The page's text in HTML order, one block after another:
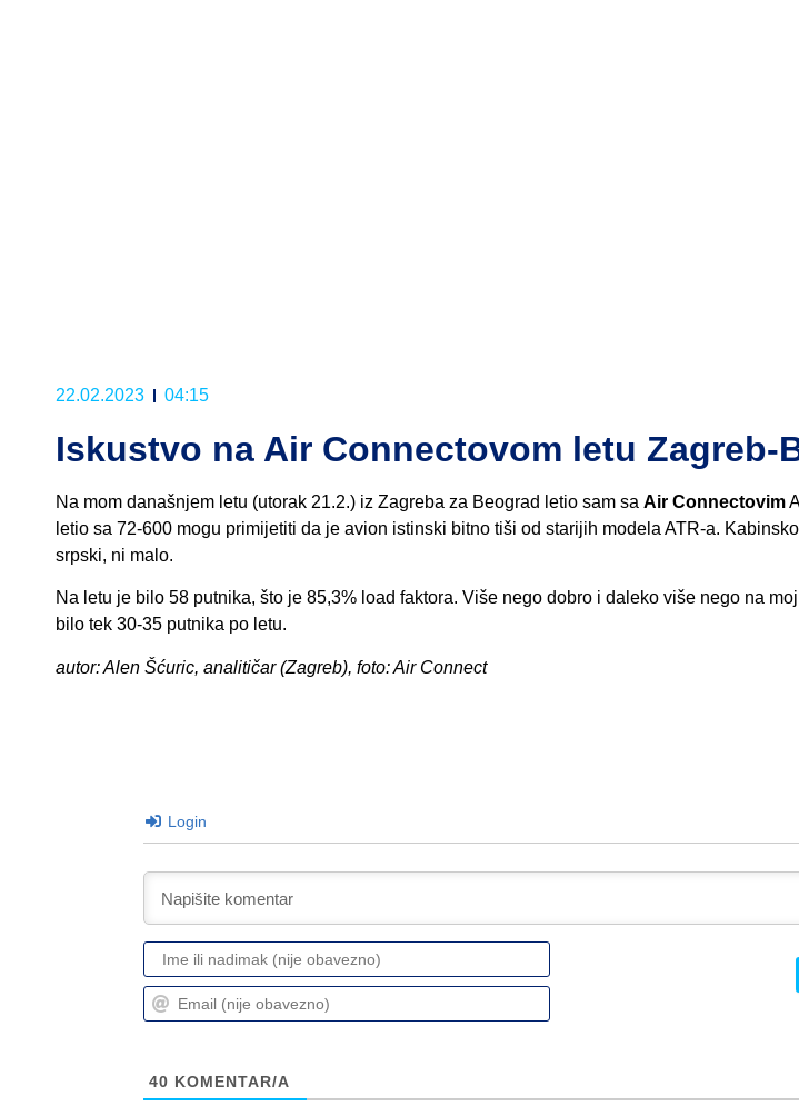
22.02.2023 04:15
Iskustvo na Air Connectovom letu Zagreb-
Na mom današnjem letu (utorak 21.2.) iz Zagreba za Beograd letio sam sa Air Connectovim
letio sa 72-600 mogu primijetiti da je avion istinski bitno tiši od starijih modela ATR-a.
srpski, ni malo.
Na letu je bilo 58 putnika, što je 85,3% load faktora. Više nego dobro i daleko više nego na
bilo tek 30-35 putnika po letu.
autor: Alen Šćuric, analitičar (Zagreb), foto: Air Connect
Login
Ime
ili
nadimak
Email
(nije
40 KOMENTAR/A